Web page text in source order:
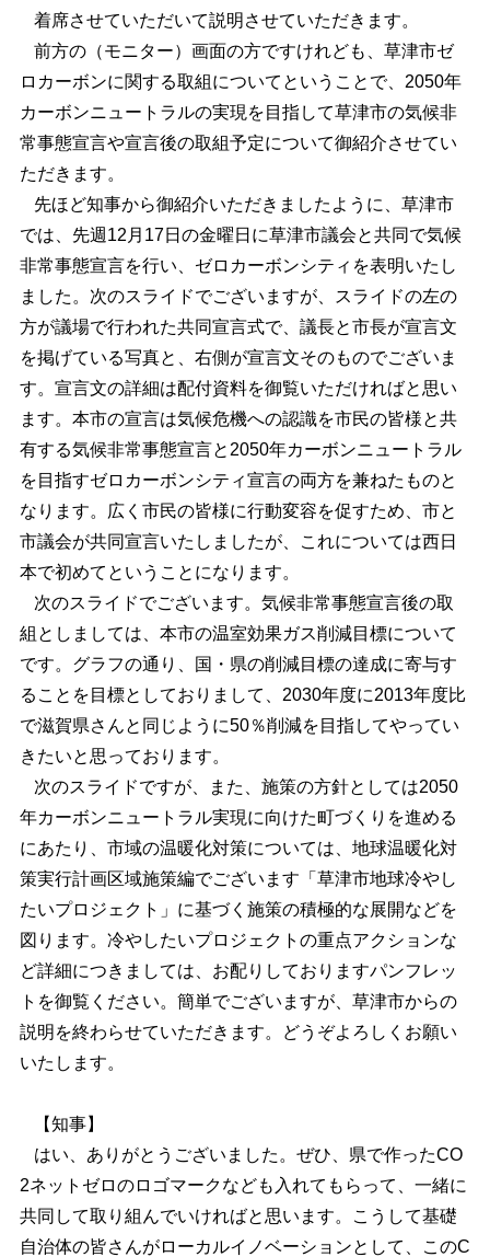
着席させていただいて説明させていただきます。
前方の（モニター）画面の方ですけれども、草津市ゼ
ロカーボンに関する取組についてということで、2050年
カーボンニュートラルの実現を目指して草津市の気候非
常事態宣言や宣言後の取組予定について御紹介させてい
ただきます。
先ほど知事から御紹介いただきましたように、草津市
では、先週12月17日の金曜日に草津市議会と共同で気候
非常事態宣言を行い、ゼロカーボンシティを表明いたし
ました。次のスライドでございますが、スライドの左の
方が議場で行われた共同宣言式で、議長と市長が宣言文
を掲げている写真と、右側が宣言文そのものでございま
す。宣言文の詳細は配付資料を御覧いただければと思い
ます。本市の宣言は気候危機への認識を市民の皆様と共
有する気候非常事態宣言と2050年カーボンニュートラル
を目指すゼロカーボンシティ宣言の両方を兼ねたものと
なります。広く市民の皆様に行動変容を促すため、市と
市議会が共同宣言いたしましたが、これについては西日
本で初めてということになります。
次のスライドでございます。気候非常事態宣言後の取
組としましては、本市の温室効果ガス削減目標について
です。グラフの通り、国・県の削減目標の達成に寄与す
ることを目標としておりまして、2030年度に2013年度比
で滋賀県さんと同じように50％削減を目指してやってい
きたいと思っております。
次のスライドですが、また、施策の方針としては2050
年カーボンニュートラル実現に向けた町づくりを進める
にあたり、市域の温暖化対策については、地球温暖化対
策実行計画区域施策編でございます「草津市地球冷やし
たいプロジェクト」に基づく施策の積極的な展開などを
図ります。冷やしたいプロジェクトの重点アクションな
ど詳細につきましては、お配りしておりますパンフレッ
トを御覧ください。簡単でございますが、草津市からの
説明を終わらせていただきます。どうぞよろしくお願い
いたします。
【知事】
はい、ありがとうございました。ぜひ、県で作ったCO
2ネットゼロのロゴマークなども入れてもらって、一緒に
共同して取り組んでいければと思います。こうして基礎
自治体の皆さんがローカルイノベーションとして、このC